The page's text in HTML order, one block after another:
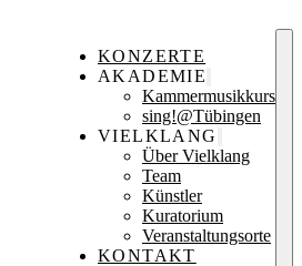
KONZERTE
AKADEMIE
Kammermusikkurs
sing!@Tübingen
VIELKLANG
Über Vielklang
Team
Künstler
Kuratorium
Veranstaltungsorte
KONTAKT